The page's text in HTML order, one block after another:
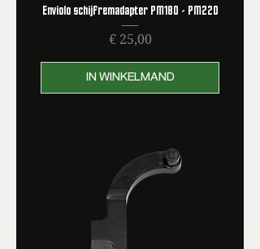
Enviolo schijfremadapter PM180 - PM220
Prijs
€ 25,00
IN WINKELMAND